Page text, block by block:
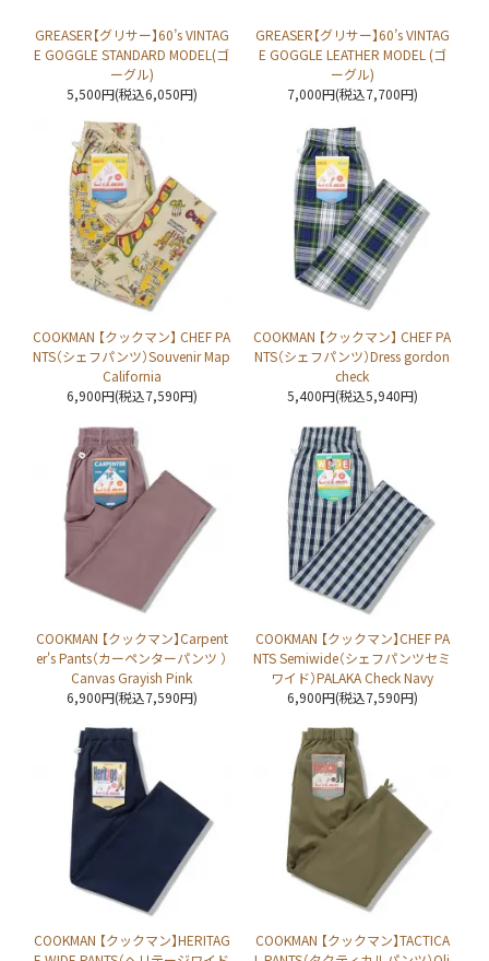
GREASER【グリサー】60’s VINTAG
E GOGGLE STANDARD MODEL(ゴ
ーグル)
5,500円(税込6,050円)
GREASER【グリサー】60’s VINTAG
E GOGGLE LEATHER MODEL (ゴ
ーグル)
7,000円(税込7,700円)
COOKMAN 【クックマン】 CHEF PA
NTS（シェフパンツ）Souvenir Map
California
6,900円(税込7,590円)
COOKMAN 【クックマン】 CHEF PA
NTS（シェフパンツ）Dress gordon
check
5,400円(税込5,940円)
COOKMAN 【クックマン】Carpent
er's Pants（カーペンターパンツ ）
Canvas Grayish Pink
6,900円(税込7,590円)
COOKMAN 【クックマン】CHEF PA
NTS Semiwide（シェフパンツセミ
ワイド）PALAKA Check Navy
6,900円(税込7,590円)
COOKMAN 【クックマン】HERITAG
COOKMAN 【クックマン】TACTICA